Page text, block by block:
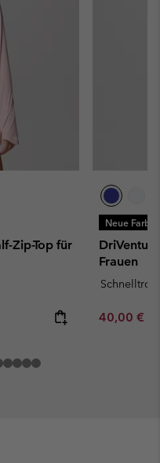
Zip-Top für
Neue
Frauen
Minimum
40,00 €